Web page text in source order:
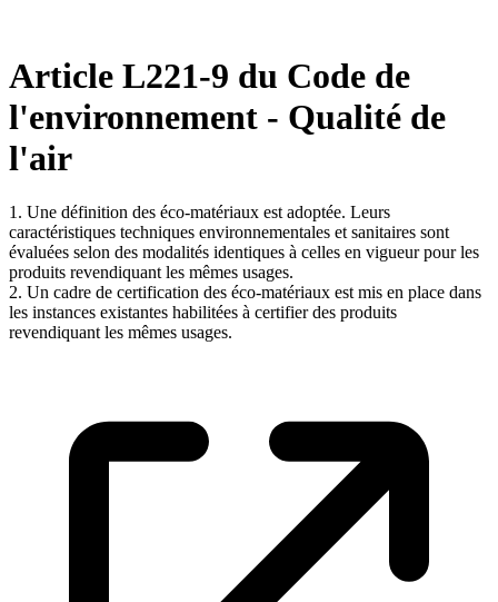
Article L221-9 du Code de
l'environnement - Qualité de
l'air
1. Une définition des éco-matériaux est adoptée. Leurs
caractéristiques techniques environnementales et sanitaires sont
évaluées selon des modalités identiques à celles en vigueur pour les
produits revendiquant les mêmes usages.
2. Un cadre de certification des éco-matériaux est mis en place dans
les instances existantes habilitées à certifier des produits
revendiquant les mêmes usages.